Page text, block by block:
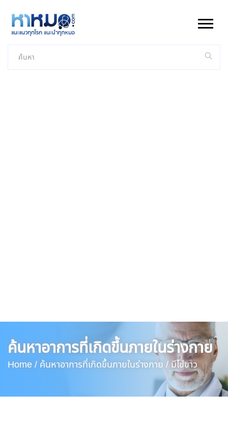
ค้นหาอาการที่เกิดขึ้นภายในร่างกาย
Home / ค้นหาอาการที่เกิดขึ้นภายในร่างกาย / มีไข่ขาว